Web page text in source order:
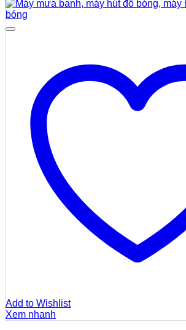
Add to Wishlist
Xem nhanh